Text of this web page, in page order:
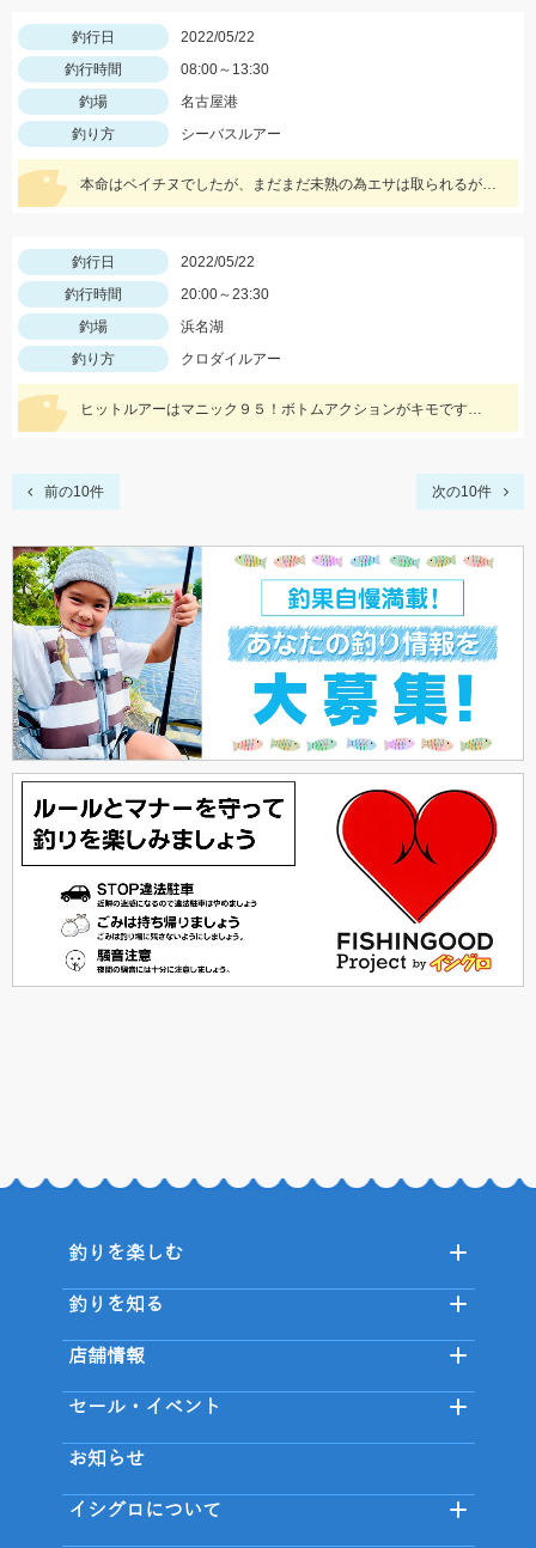
釣行日
2022/05/22
釣行時間
08:00～13:30
釣場
名古屋港
釣り方
シーバスルアー
本命はベイチヌでしたが、まだまだ未熟の為エサは取られるが釣れず・・・
釣行日
2022/05/22
釣行時間
20:00～23:30
釣場
浜名湖
釣り方
クロダイルアー
ヒットルアーはマニック９５！ボトムアクションがキモです…
前の10件 次の10件
釣りを楽しむ
釣りを知る
店舗情報
セール・イベント
お知らせ
イシグロについて